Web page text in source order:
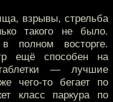
взрывы, стрельба
такого не было.
полном восторге.
ещё способен на
— лучшие
чего-то бегает по
класс паркура по